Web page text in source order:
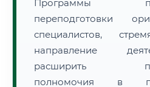
📜 Документы и аккредитация
Нажмите на документ для
Программы
переподготовки
специалистов,
направление
расширить
полномочия в